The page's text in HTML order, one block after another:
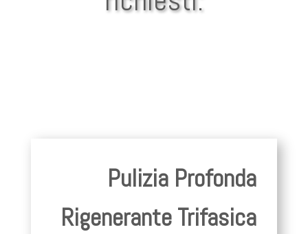
Pulizia Profonda
Rigenerante Trifasica